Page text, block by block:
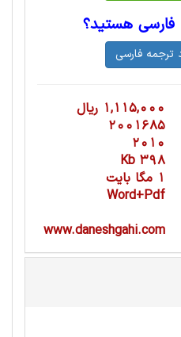
فارسی هستید؟
1,115,000 ریال
2001685
2010
398 Kb
1 مگا بایت
Word+Pdf
www.daneshgahi.com